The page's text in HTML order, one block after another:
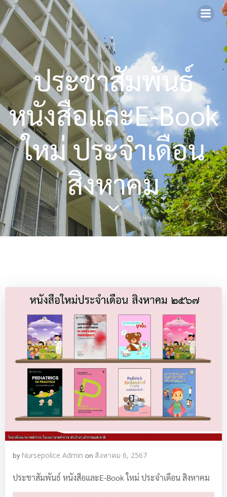
ประชาสัมพันธ์
หนังสือและE-Book
ใหม่ ประจำเดือน
สิงหาคม
by Nursepolice Admin on สิงหาคม 6, 2567
ประชาสัมพันธ์ หนังสือและE-Book ใหม่ ประจำเดือน สิงหาคม